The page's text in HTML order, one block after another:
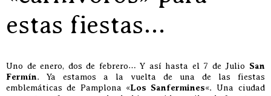
estas fiestas…
Uno de enero, dos de febrero… Y así hasta el 7 de Julio San
Fermín. Ya estamos a la vuelta de una de las fiestas
emblemáticas de Pamplona «Los Sanfermines«. Una ciudad